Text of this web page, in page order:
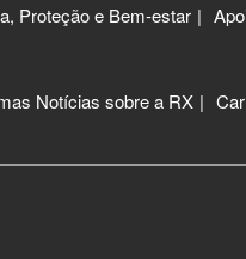
Proteção e Bem-estar
Notícias sobre a RX